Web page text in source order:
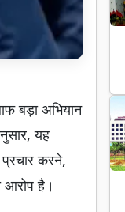
बड़ा अभियान
यह
करने,
है।